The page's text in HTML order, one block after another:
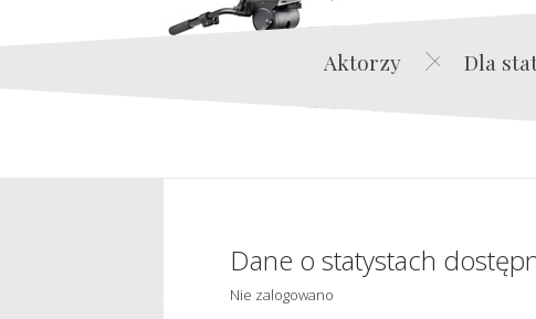
Aktorzy Dla
Dane o statystach
Nie zalogowano